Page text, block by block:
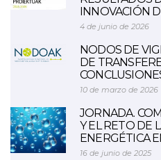
INNOVACIÓN
4 de junio de 2026
NODOS DE
DE
10 de marzo de 2026
JORNADA.
Y EL RETO DE
ENERGÉTICA
16 de junio de 2025